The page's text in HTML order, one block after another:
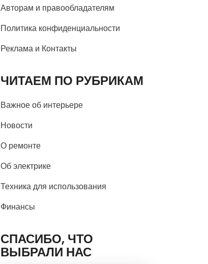
Авторам и правообладателям
Политика конфиденциальности
Реклама и Контакты
ЧИТАЕМ ПО РУБРИКАМ
Важное об интерьере
Новости
О ремонте
Об электрике
Техника для использования
Финансы
СПАСИБО, ЧТО
ВЫБРАЛИ НАС